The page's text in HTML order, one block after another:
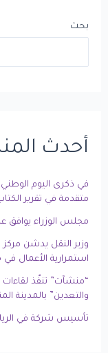
بحث
أحدث
في ذكرى اليوم
متقدمة في تقرير
مجلس الوزراء يوافق
وزير النقل يدشن مركز
استمرارية الأعمال في
“منشآت” تنفّذ
والتعدين” بالمدينة
تأسيس شركة في